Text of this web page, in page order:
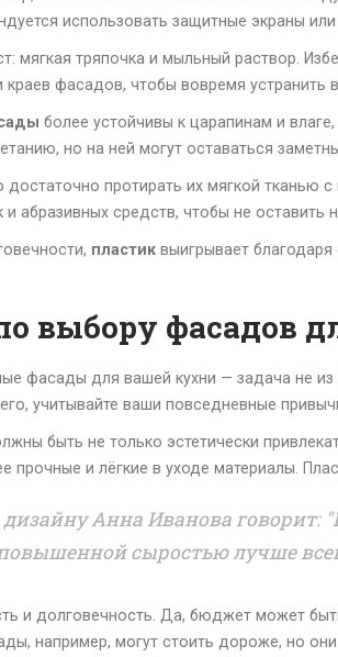
использовать защитные экраны
мягкая тряпочка и мыльный раствор.
краев фасадов, чтобы вовремя
более устойчивы к царапинам и
но на ней могут оставаться
протирать их мягкой тканью
абразивных средств, чтобы не оставить
пластик выигрывает
выбору фасадов
фасады для вашей кухни — задача не
учитывайте ваши повседневные
быть не только эстетически
прочные и лёгкие в уходе материалы.
дизайну Анна Иванова говорит:
сыростью лучше
и долговечность. Да, бюджет может
например, могут стоить дороже, но